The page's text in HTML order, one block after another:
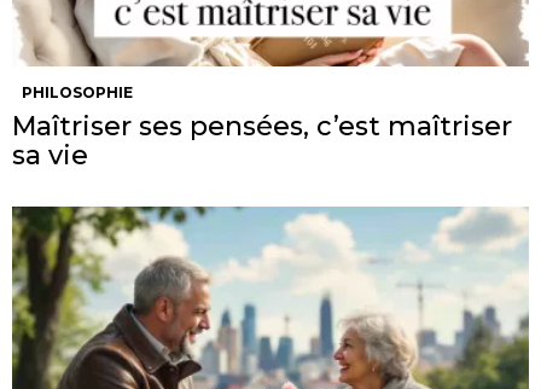
PHILOSOPHIE
Maîtriser ses pensées, c’est maîtriser
sa vie